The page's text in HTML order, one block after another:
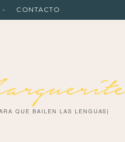
CONTACTO
QUE BAILEN LAS LENGUAS}